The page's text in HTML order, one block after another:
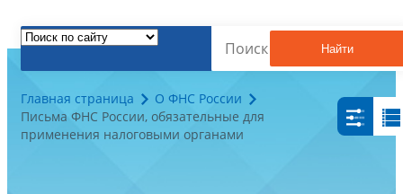
Найти
Главная страница
О ФНС России
Письма ФНС России, обязательные для
применения налоговыми органами